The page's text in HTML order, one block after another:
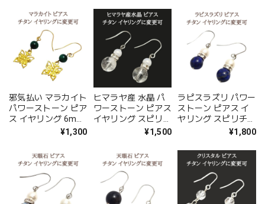
プレゼント 大人気
金属アレルギー 対応
チタン イヤリング
変更可 ギフト 金運
アップ
チタン 変更可 プレ
ゼント ギフト ラッ
ピング無料 メール便
送料無料 シルバー
アクセサリー
ン 変更可 プレゼン
ト ギフト ラッピン
グ無料 メール便 ア
クセサリー
邪気払い マラカイト
パワーストーン ピア
ス イヤリング 6mm
蝶 チョウ スピリチ
ュアルストーン シン
チタン 変更可 プレ
ゼント ギフト ラッ
ピング無料 メール便
ゴールド アクセサリ
¥1,300
ヒマラヤ産 水晶 パ
ワーストーン ピアス
イヤリング スピリチ
ュアル 金属アレルギ
ー チタン 変更可 プ
ッピングサービス メ
ール便 送料無料 シ
ルバー プレゼント
アクセサリー
¥1,500
ラピスラズリ パワー
ストーン ピアス イ
ヤリング スピリチュ
アル コットンパール
9月 誕生石 金属アレ
ルギー チタン 変更
可 ギフト ラッピン
グ無料 メール便 送
料無料 誕生日 アク
セサリー
¥1,800